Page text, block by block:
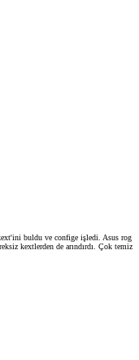
buldu ve confige işledi. Asus rog
kextlerden de arındırdı. Çok temiz